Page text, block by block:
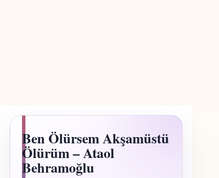
Ben Ölürsem Akşamüstü
Ölürüm – Ataol
Behramoğlu